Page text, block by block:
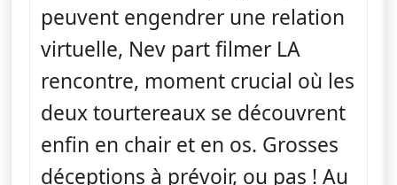
peuvent engendrer une relation
virtuelle, Nev part filmer LA
rencontre, moment crucial où les
deux tourtereaux se découvrent
enfin en chair et en os. Grosses
déceptions à prévoir, ou pas ! Au